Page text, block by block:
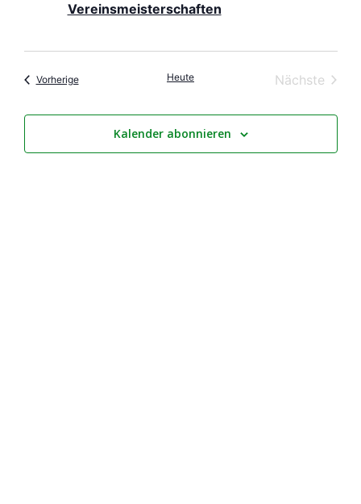
Vereinsmeisterschaften
VorherigeVeranstaltungen Heute Nächste
Kalender abonnieren